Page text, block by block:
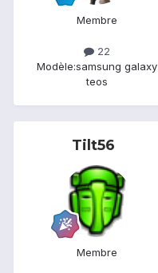
Membre
22
Modèle:samsung galaxy
teos
Tilt56
Membre